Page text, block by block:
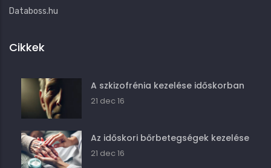
Databoss.hu
Cikkek
A szkizofrénia kezelése időskorban
21 dec 16
Az időskori bőrbetegségek kezelése
21 dec 16